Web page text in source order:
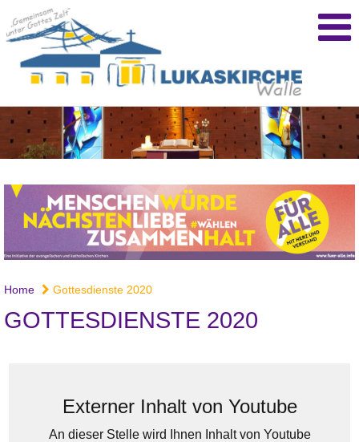
Home Gottesdienste 2020
GOTTESDIENSTE 2020
Externer Inhalt von Youtube
An dieser Stelle wird Ihnen Inhalt von Youtube